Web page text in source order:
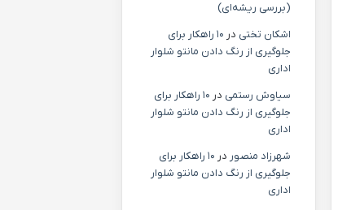
(بررسی ریشه‌ای)
اشکان تختی در
۱۰ راهکار برای
جلوگیری از رنگ دادن مانتو شلوار
اداری
سیاوش رستمی در
۱۰ راهکار برای
جلوگیری از رنگ دادن مانتو شلوار
اداری
شهرزاد منصور در
۱۰ راهکار برای
جلوگیری از رنگ دادن مانتو شلوار
اداری